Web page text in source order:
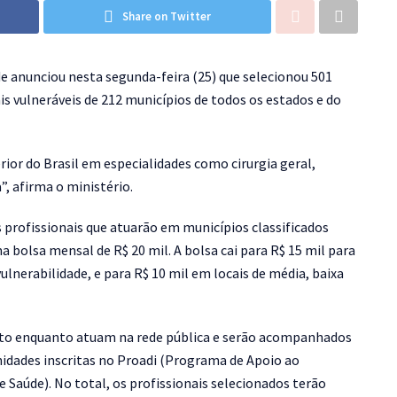
Share on Twitter
anunciou nesta segunda-feira (25) que selecionou 501
vulneráveis de 212 municípios de todos os estados e do
do Brasil em especialidades como cirurgia geral,
afirma o ministério.
que atuarão em municípios classificados
mensal de R$ 20 mil. A bolsa cai para R$ 15 mil para
e para R$ 10 mil em locais de média, baixa
enquanto atuam na rede pública e serão acompanhados
inscritas no Proadi (Programa de Apoio ao
No total, os profissionais selecionados terão